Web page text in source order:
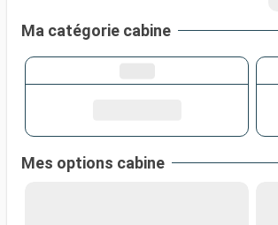
Ma catégorie cabine
Mes options cabine